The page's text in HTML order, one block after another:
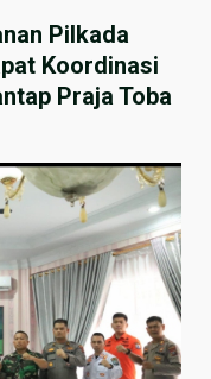
Pilkada
Koordinasi
Praja Toba